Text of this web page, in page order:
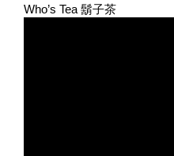
Who’s Tea 鬍子茶